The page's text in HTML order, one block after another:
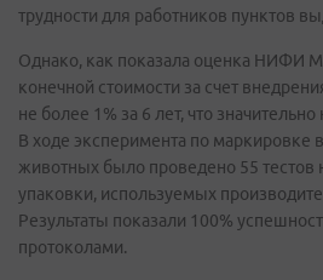
трудности для работников пунктов
Однако, как показала оценка НИФИ
конечной стоимости за счет
не более 1% за 6 лет, что
В ходе эксперимента по маркировке
животных было проведено 55 тестов
упаковки, используемых
Результаты показали 100%
протоколами.